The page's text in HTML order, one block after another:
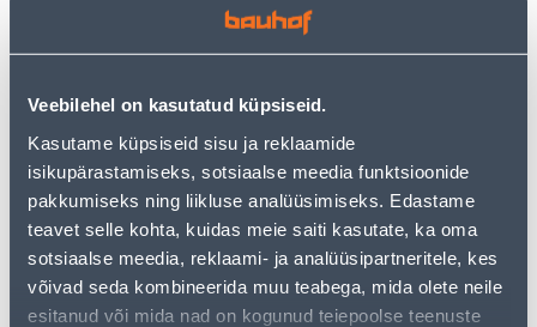
Veebilehel on kasutatud küpsiseid.
Kasutame küpsiseid sisu ja reklaamide
isikupärastamiseks, sotsiaalse meedia funktsioonide
pakkumiseks ning liikluse analüüsimiseks. Edastame
teavet selle kohta, kuidas meie saiti kasutate, ka oma
sotsiaalse meedia, reklaami- ja analüüsipartneritele, kes
võivad seda kombineerida muu teabega, mida olete neile
esitanud või mida nad on kogunud teiepoolse teenuste
Vaata saadavust
• Augusaag bimetall 73 mm.
• 14-päevane tagastusõigus.